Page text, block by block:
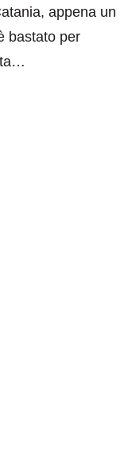
appena un
bastato per